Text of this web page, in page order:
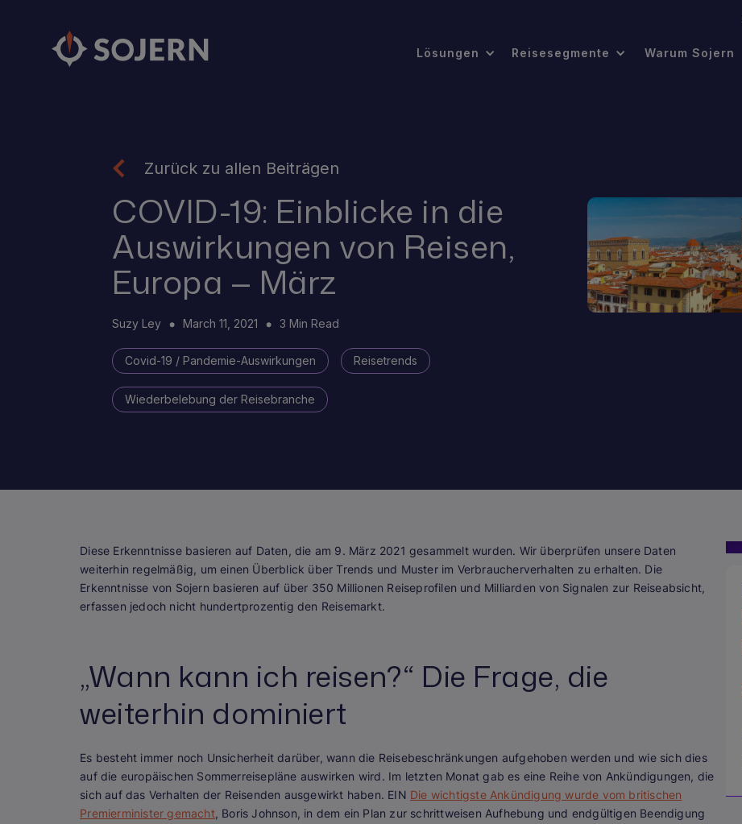
Lösungen Reisesegmente Warum Sojern
Zurück zu allen Beiträgen
COVID-19: Einblicke in die
Auswirkungen von Reisen,
Europa — März
Suzy Ley March 11, 2021 3 Min Read
Covid-19 / Pandemie-Auswirkungen Reisetrends
Wiederbelebung der Reisebranche
Diese Erkenntnisse basieren auf Daten, die am 9. März 2021 gesammelt wurden. Wir überprüfen unsere Daten
weiterhin regelmäßig, um einen Überblick über Trends und Muster im Verbraucherverhalten zu erhalten. Die
Erkenntnisse von Sojern basieren auf über 350 Millionen Reiseprofilen und Milliarden von Signalen zur Reiseabsicht,
erfassen jedoch nicht hundertprozentig den Reisemarkt.
„Wann kann ich reisen?“ Die Frage, die
weiterhin dominiert
Es besteht immer noch Unsicherheit darüber, wann die Reisebeschränkungen aufgehoben werden und wie sich dies
auf die europäischen Sommerreisepläne auswirken wird. Im letzten Monat gab es eine Reihe von Ankündigungen, die
sich auf das Verhalten der Reisenden ausgewirkt haben. EIN Die wichtigste Ankündigung wurde vom britischen
Premierminister gemacht, Boris Johnson, in dem ein Plan zur schrittweisen Aufhebung und endgültigen Beendigung